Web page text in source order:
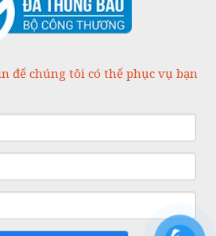
để chúng tôi có thể phục vụ bạn